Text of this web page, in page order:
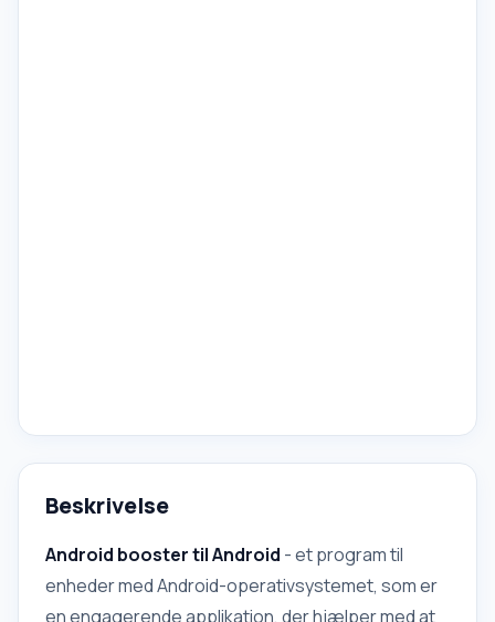
Beskrivelse
Android booster til Android - et program til
enheder med Android-operativsystemet, som er
en engagerende applikation, der hjælper med at